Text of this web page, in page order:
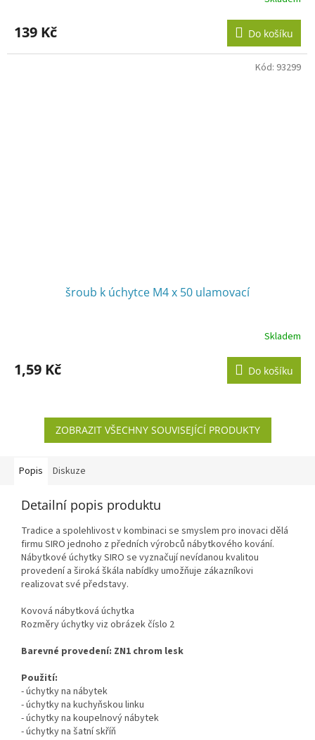
produktu
je
3,0
139 Kč Do košíku
šroub k úchytce M4 x 50 ulamovací
Skladem
1,59 Kč Do košíku
Kód: 93299
ZOBRAZIT VŠECHNY SOUVISEJÍCÍ PRODUKTY
Popis Diskuze
Detailní popis produktu
Tradice a spolehlivost v kombinaci se smyslem pro inovaci dělá
firmu SIRO jednoho z předních výrobců nábytkového kování.
Nábytkové úchytky SIRO se vyznačují nevídanou kvalitou
provedení a široká škála nabídky umožňuje zákazníkovi
realizovat své představy.
Kovová nábytková úchytka
Rozměry úchytky viz obrázek číslo 2
Barevné provedení: ZN1 chrom lesk
Použití:
- úchytky na nábytek
- úchytky na kuchyňskou linku
- úchytky na koupelnový nábytek
- úchytky na šatní skříň